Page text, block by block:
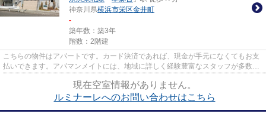
神奈川県横浜市栄区金井町
-
築年数：築3年
階数：2階建
こちらの物件はアパートです。カード決済であれば、現金が手元になくてもお支
払いできます。アパマンメイトには、地域に詳しく経験豊富なスタッフが多数在
現在空室情報がありません。
ルミナーレへのお問い合わせはこちら